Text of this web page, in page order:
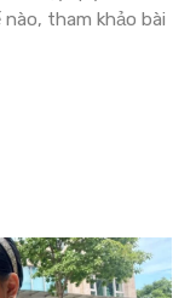
tham khảo bài